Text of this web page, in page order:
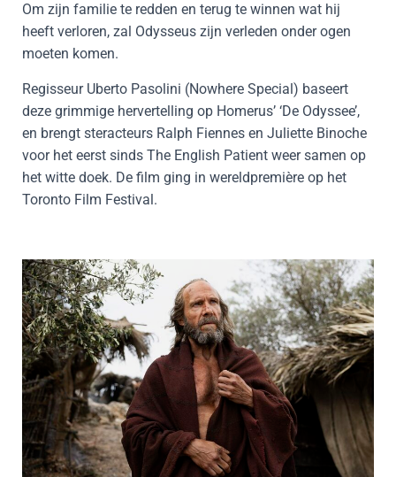
Om zijn familie te redden en terug te winnen wat hij
heeft verloren, zal Odysseus zijn verleden onder ogen
moeten komen.
Regisseur Uberto Pasolini (Nowhere Special) baseert
deze grimmige hervertelling op Homerus’ ‘De Odyssee’,
en brengt steracteurs Ralph Fiennes en Juliette Binoche
voor het eerst sinds The English Patient weer samen op
het witte doek. De film ging in wereldpremière op het
Toronto Film Festival.